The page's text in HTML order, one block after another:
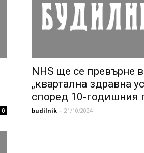
0
NHS ще се превърне в
„квартална здравна
според 10-годишния
budilnik - 21/10/2024